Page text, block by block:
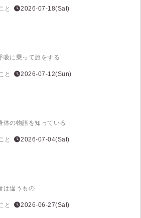
と 2026-07-18(Sat)
吸に乗って旅をする
と 2026-07-12(Sun)
体の物語を知っている
と 2026-07-04(Sat)
は違うもの
と 2026-06-27(Sat)